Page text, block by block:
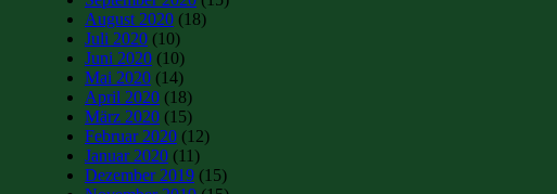
August 2020 (18)
Juli 2020 (10)
Juni 2020 (10)
Mai 2020 (14)
April 2020 (18)
März 2020 (15)
Februar 2020 (12)
Januar 2020 (11)
Dezember 2019 (15)